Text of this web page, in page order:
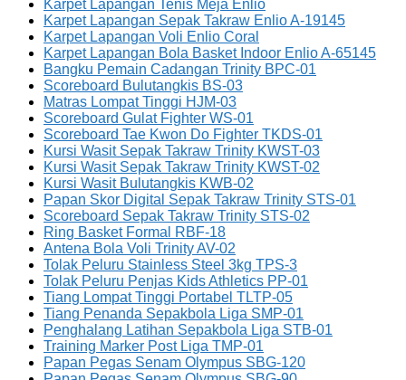
Karpet Lapangan Tenis Meja Enlio
Karpet Lapangan Sepak Takraw Enlio A-19145
Karpet Lapangan Voli Enlio Coral
Karpet Lapangan Bola Basket Indoor Enlio A-65145
Bangku Pemain Cadangan Trinity BPC-01
Scoreboard Bulutangkis BS-03
Matras Lompat Tinggi HJM-03
Scoreboard Gulat Fighter WS-01
Scoreboard Tae Kwon Do Fighter TKDS-01
Kursi Wasit Sepak Takraw Trinity KWST-03
Kursi Wasit Sepak Takraw Trinity KWST-02
Kursi Wasit Bulutangkis KWB-02
Papan Skor Digital Sepak Takraw Trinity STS-01
Scoreboard Sepak Takraw Trinity STS-02
Ring Basket Formal RBF-18
Antena Bola Voli Trinity AV-02
Tolak Peluru Stainless Steel 3kg TPS-3
Tolak Peluru Penjas Kids Athletics PP-01
Tiang Lompat Tinggi Portabel TLTP-05
Tiang Penanda Sepakbola Liga SMP-01
Penghalang Latihan Sepakbola Liga STB-01
Training Marker Post Liga TMP-01
Papan Pegas Senam Olympus SBG-120